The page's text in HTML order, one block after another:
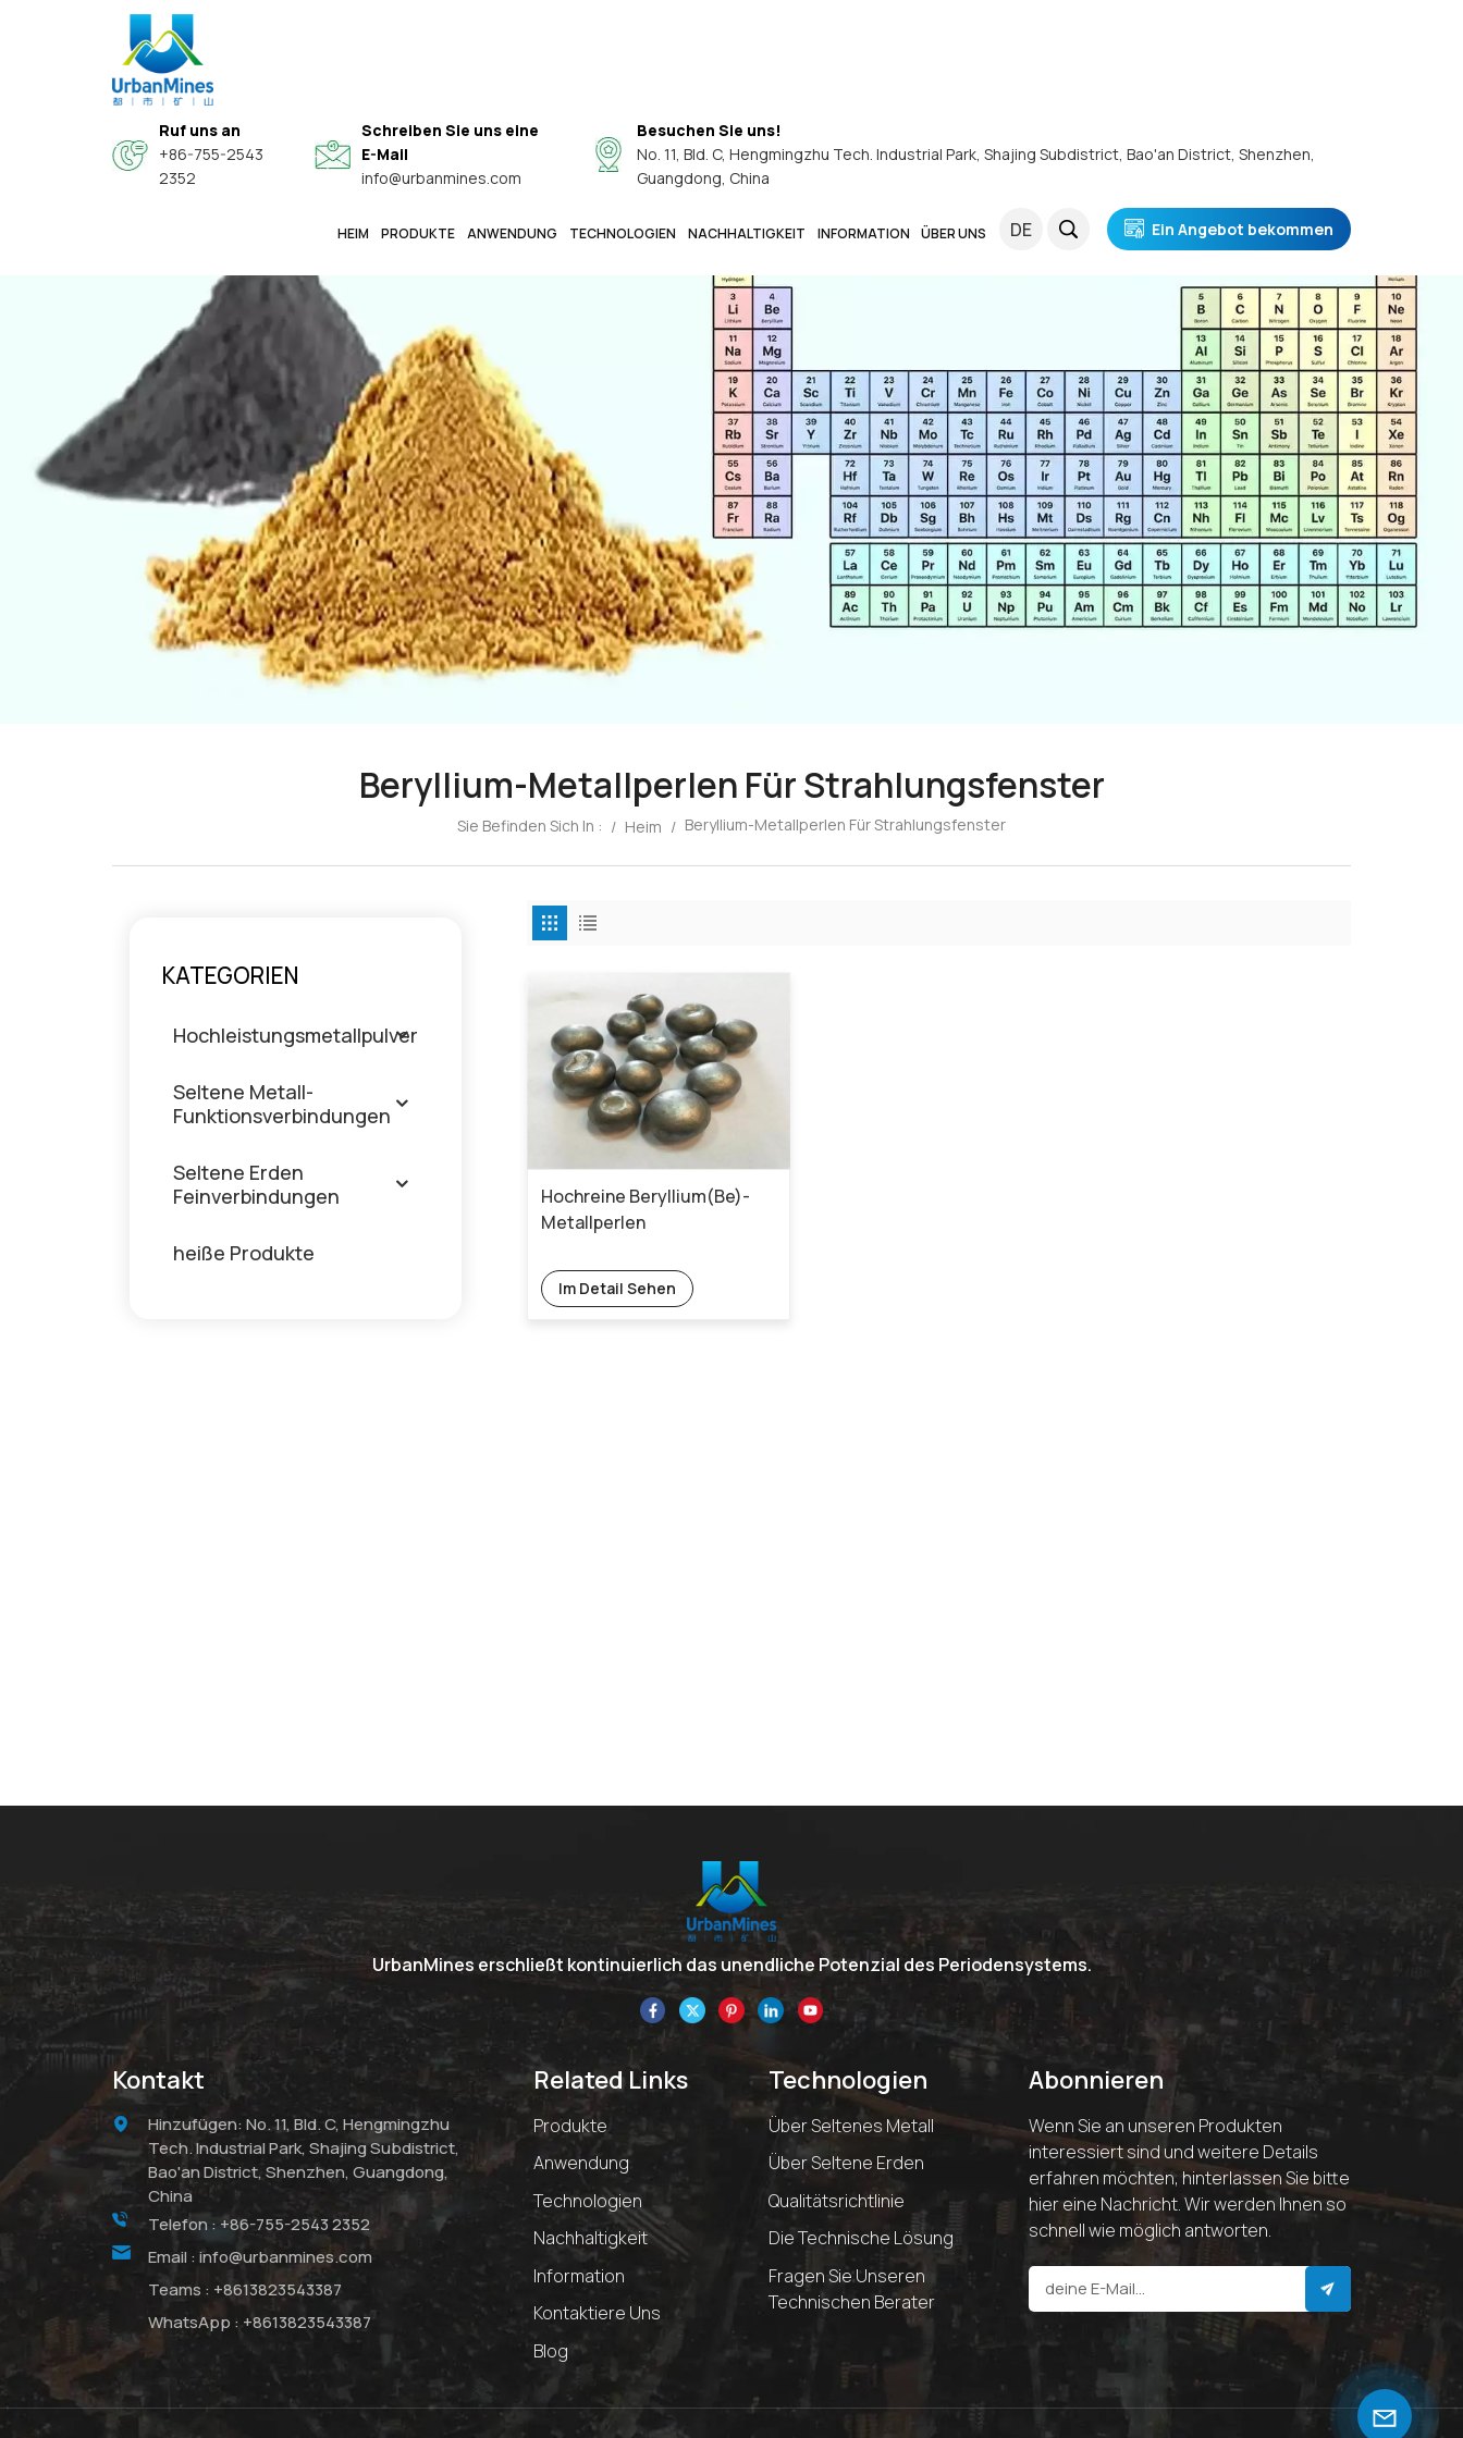
Ruf uns an
+86-755-2543
2352
Schreiben Sie uns eine
E-Mail
info@urbanmines.com
Besuchen Sie uns!
No. 11, Bld. C, Hengmingzhu Tech. Industrial Park, Shajing Subdistrict, Bao'an District, Shenzhen,
Guangdong, China
HEIM PRODUKTE ANWENDUNG TECHNOLOGIEN NACHHALTIGKEIT INFORMATION ÜBER UNS DE Ein Angebot bekommen
Beryllium-Metallperlen Für Strahlungsfenster
Sie Befinden Sich In : / Heim / Beryllium-Metallperlen Für Strahlungsfenster
Hochreine Beryllium(Be)-
Metallperlen
Im Detail Sehen
KATEGORIEN
Hochleistungsmetallpulver
Seltene Metall-
Funktionsverbindungen
Seltene Erden
Feinverbindungen
heiße Produkte
UrbanMines erschließt kontinuierlich das unendliche Potenzial des Periodensystems.
Kontakt
Hinzufügen: No. 11, Bld. C, Hengmingzhu
Tech. Industrial Park, Shajing Subdistrict,
Bao'an District, Shenzhen, Guangdong,
China
Telefon : +86-755-2543 2352
Email : info@urbanmines.com
Teams : +8613823543387
WhatsApp : +8613823543387
Related Links
Produkte
Anwendung
Technologien
Nachhaltigkeit
Information
Kontaktiere Uns
Blog
Technologien
Über Seltenes Metall
Über Seltene Erden
Qualitätsrichtlinie
Die Technische Lösung
Fragen Sie Unseren
Technischen Berater
Abonnieren
Wenn Sie an unseren Produkten
interessiert sind und weitere Details
erfahren möchten, hinterlassen Sie bitte
hier eine Nachricht. Wir werden Ihnen so
schnell wie möglich antworten.